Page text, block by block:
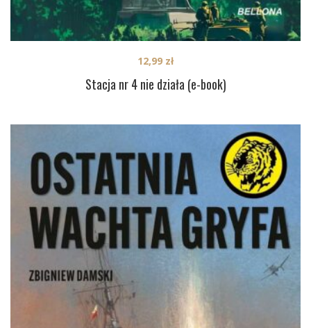
Stacja nr 4 nie działa (e-book)
12,99 zł